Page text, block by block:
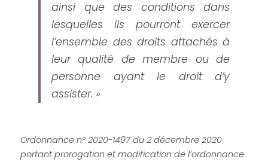
ainsi que des conditions dans
lesquelles ils pourront exercer
l’ensemble des droits attachés à
leur qualité de membre ou de
personne ayant le droit d’y
assister. »
Ordonnance n° 2020-1497 du 2 décembre 2020
portant prorogation et modification de l’ordonnance